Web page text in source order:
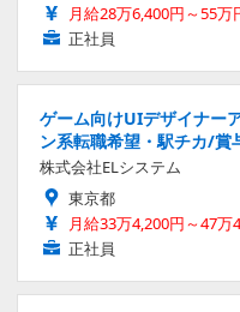
月給28万6,400円～55万
正社員
ゲーム向けUIデザイナー
ン系転職希望・駅チカ/賞
株式会社ELシステム
東京都
月給33万4,200円～47万
正社員